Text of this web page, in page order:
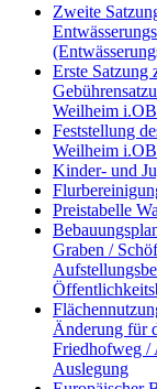
Zweite
Erste Satzung
Weilheim
Feststellung
Weilheim i.OB
Kinder- und
Preistabelle
Graben /
Änderung für
Friedhofweg /
Auslegung